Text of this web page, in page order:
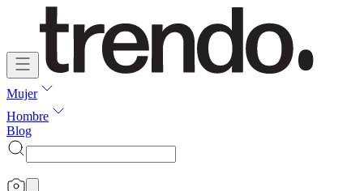
Mujer
Hombre
Blog